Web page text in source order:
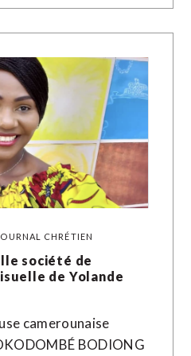
CHRÉTIEN
société de
de Yolande
camerounaise
BODIONG